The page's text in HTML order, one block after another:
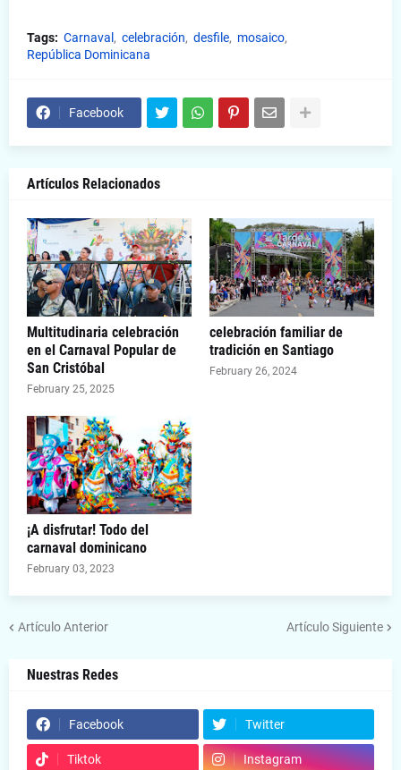
Tags: Carnaval celebración desfile
mosaico
República Dominicana
Facebook
Artículos Relacionados
Multitudinaria celebración
en el Carnaval Popular de
San Cristóbal
February 25, 2025
celebración familiar de
tradición en Santiago
February 26, 2024
¡A disfrutar! Todo del
carnaval dominicano
February 03, 2023
Artículo Anterior Artículo Siguiente
Nuestras Redes
Facebook Twitter
Tiktok Instagram